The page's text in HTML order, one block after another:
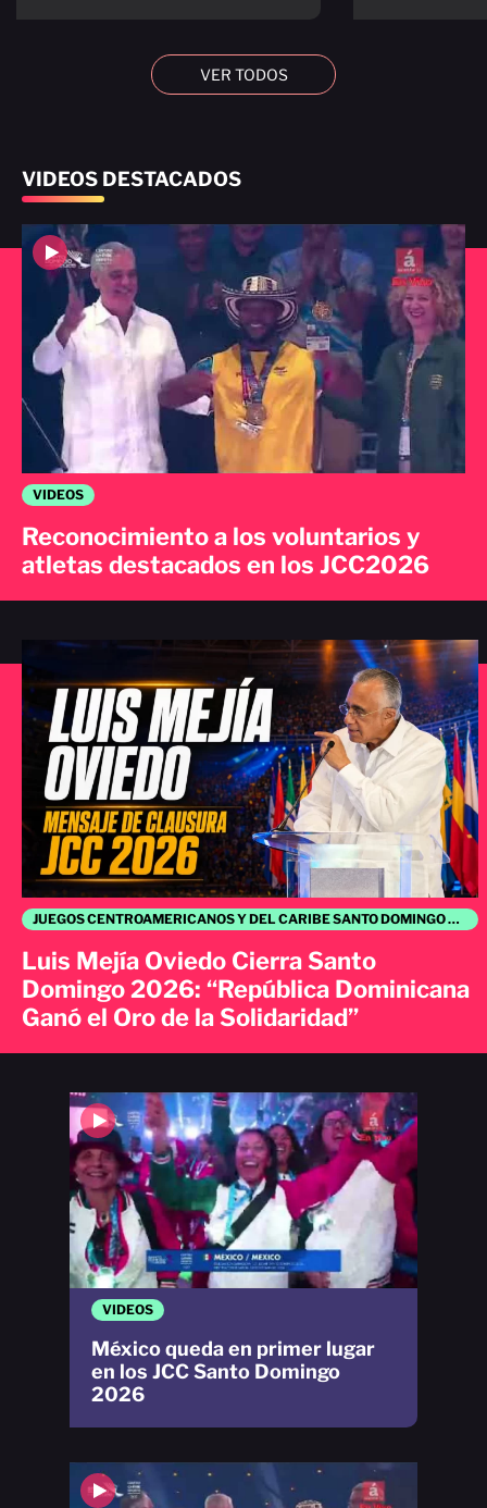
VER TODOS
VIDEOS DESTACADOS
JUEGOS CENTROAMERICANOS Y DEL CARIBE SANTO DOMINGO 2026
Luis Mejía Oviedo Cierra Santo
Domingo 2026: “República Dominicana
Ganó el Oro de la Solidaridad”
VIDEOS
Reconocimiento a los voluntarios y
atletas destacados en los JCC2026
VIDEOS
México queda en primer lugar
en los JCC Santo Domingo
2026